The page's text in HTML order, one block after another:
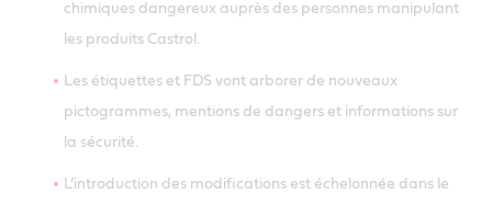
chimiques dangereux auprès des personnes manipulant
les produits Castrol.
Les étiquettes et FDS vont arborer de nouveaux
pictogrammes, mentions de dangers et informations sur
la sécurité.
L’introduction des modifications est échelonnée dans le